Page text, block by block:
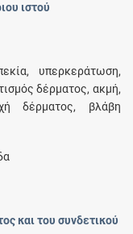
ιστού
υπερκεράτωση,
δέρματος, ακμή,
δέρματος, βλάβη
και του συνδετικού